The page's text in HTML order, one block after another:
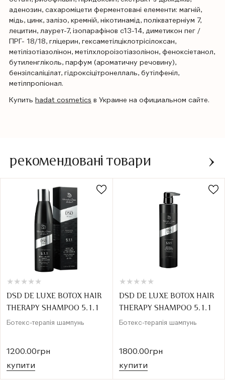
аденозин, сахароміцети ферментовані елементи: магній,
мідь, цинк, залізо, кремній, нікотинамід, полікватерніум 7,
лецитин, лаурет-7, ізопарафінов c13-14, диметикон пег /
ПРГ- 18/18, гліцерин, гексаметілціклотрісілоксан,
метілізотіазолінон, метілхлороізотіазолінон, феноксіетанол,
бутиленгліколь, парфум (ароматичну речовину),
бензілсаліцілат, гідроксіцітронеллаль, бутілфеніл,
метілпропіонал.
Купить hadat cosmetics в Украине на официальном сайте.
рекомендовані товари
★
★ ★
★ ★
★ ★
★ ★
★
DSD DE LUXE BOTOX HAIR
THERAPY SHAMPOO 5.1.1
Ботекс-терапія шампунь
1200.00грн
купити
★
★ ★
★ ★
★ ★
★ ★
★
DSD DE LUXE BOTOX HAIR
THERAPY SHAMPOO 5.1.1
Ботекс-терапія шампунь
1800.00грн
купити